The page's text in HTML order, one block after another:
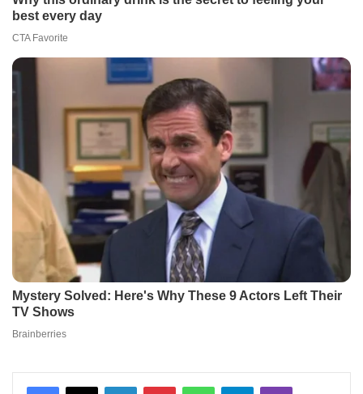
Facebook
X LinkedInPinterestWhatsAppTelegramViber